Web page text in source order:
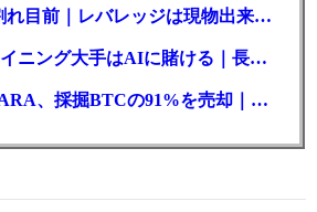
リップル、1ドル割れ目前｜レバレッジは現物出来高の6倍超
赤字転落のBTCマイニング大手はAIに賭ける｜長期負債17.8億ドル
マイニング大手MARA、採掘BTCの91%を売却｜純損失6億ドル